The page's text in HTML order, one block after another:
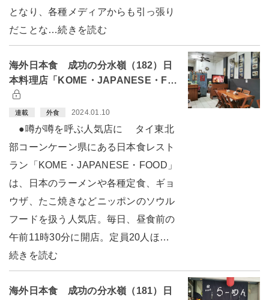
となり、各種メディアからも引っ張り
だことな…続きを読む
海外日本食 成功の分水嶺（182）日
本料理店「KOME・JAPANESE・F…
連載 外食 2024.01.10
●噂が噂を呼ぶ人気店に タイ東北
部コーンケーン県にある日本食レスト
ラン「KOME・JAPANESE・FOOD」
は、日本のラーメンや各種定食、ギョ
ウザ、たこ焼きなどニッポンのソウル
フードを扱う人気店。毎日、昼食前の
午前11時30分に開店。定員20人ほ…
続きを読む
海外日本食 成功の分水嶺（181）日